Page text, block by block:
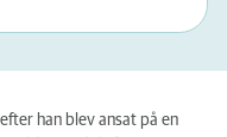
han blev ansat på en